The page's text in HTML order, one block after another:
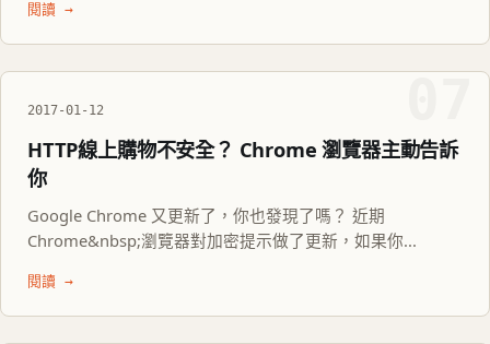
閱讀 →
2017-01-12
HTTP線上購物不安全？ Chrome 瀏覽器主動告訴
你
Google Chrome 又更新了，你也發現了嗎？ 近期
Chrome&nbsp;瀏覽器對加密提示做了更新，如果你...
閱讀 →